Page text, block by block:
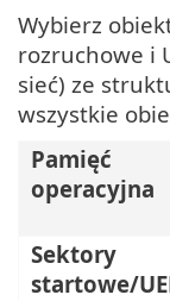
Wybierz
rozruchowe i
sieć) ze
wszystkie
Pamięć
operacyjna
Sektory
startowe/